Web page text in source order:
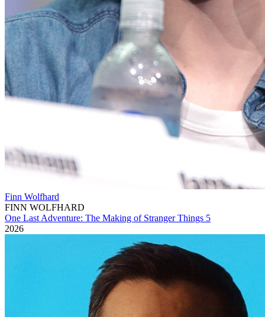
Finn Wolfhard
FINN WOLFHARD
One Last Adventure: The Making of Stranger Things 5
2026